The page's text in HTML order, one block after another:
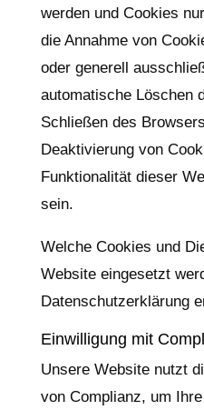
werden und Cookies
die Annahme von
oder generell
automatische Löschen
Schließen des
Deaktivierung von
Funktionalität dieser
sein.
Welche Cookies und
Website eingesetzt
Datenschutzerklärung
Einwilligung mit
Unsere Website nutzt
von Complianz, um